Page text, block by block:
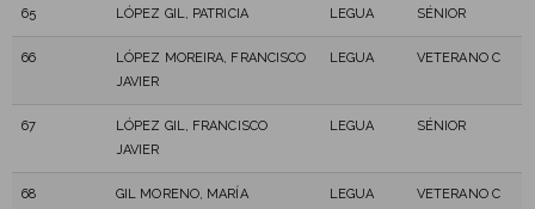
65 LÓPEZ GIL, PATRICIA LEGUA SÉNIOR
66
LÓPEZ MOREIRA, FRANCISCO
JAVIER
LEGUA VETERANO C
67
LÓPEZ GIL, FRANCISCO
JAVIER
LEGUA SÉNIOR
68
GIL MORENO, MARÍA
LEGUA VETERANO C